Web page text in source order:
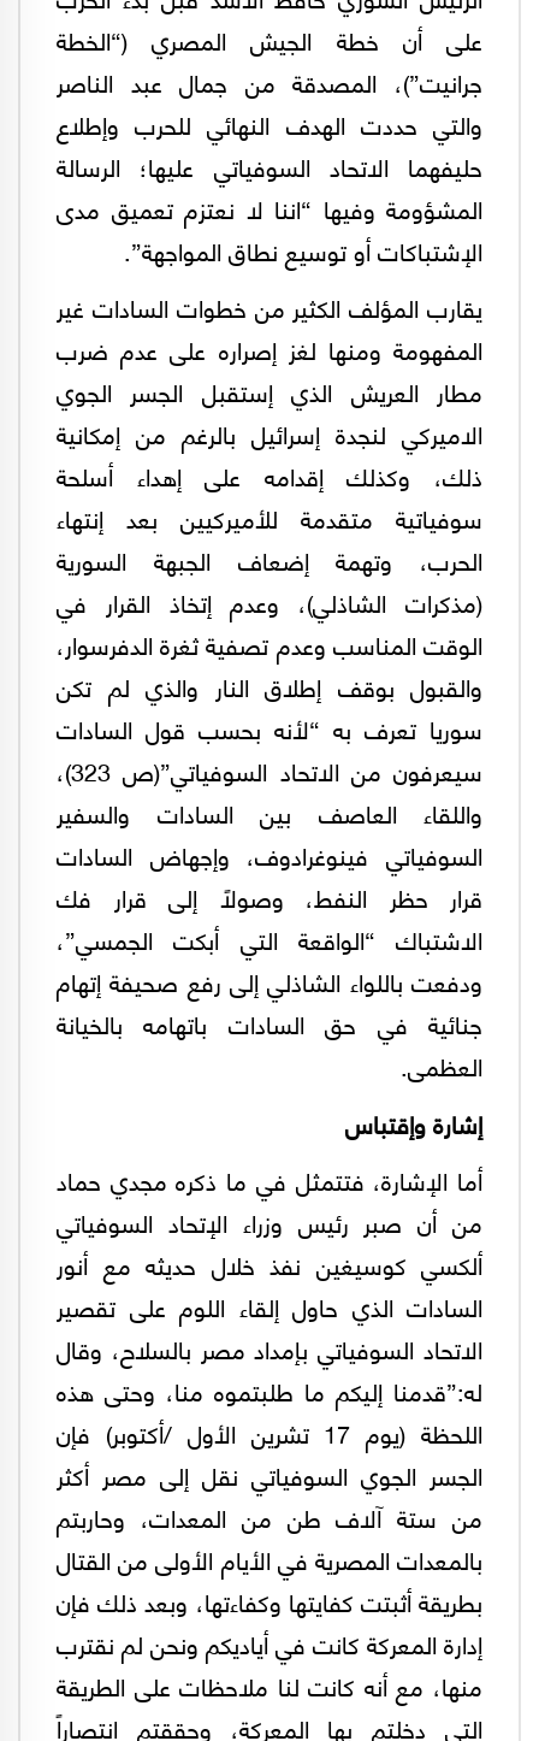
على أن خطة الجيش المصري (“الخطة
جرانيت”)، المصدقة من جمال عبد الناصر
والتي حددت الهدف النهائي للحرب وإطلاع
حليفهما الاتحاد السوفياتي عليها؛ الرسالة
المشؤومة وفيها “اننا لا نعتزم تعميق مدى
الإشتباكات أو توسيع نطاق المواجهة”.
يقارب المؤلف الكثير من خطوات السادات غير
المفهومة ومنها لغز إصراره على عدم ضرب
مطار العريش الذي إستقبل الجسر الجوي
الاميركي لنجدة إسرائيل بالرغم من إمكانية
ذلك، وكذلك إقدامه على إهداء أسلحة
سوفياتية متقدمة للأميركيين بعد إنتهاء
الحرب، وتهمة إضعاف الجبهة السورية
(مذكرات الشاذلي)، وعدم إتخاذ القرار في
الوقت المناسب وعدم تصفية ثغرة الدفرسوار،
والقبول بوقف إطلاق النار والذي لم تكن
سوريا تعرف به “لأنه بحسب قول السادات
سيعرفون من الاتحاد السوفياتي”(ص 323)،
واللقاء العاصف بين السادات والسفير
السوفياتي فينوغرادوف، وإجهاض السادات
قرار حظر النفط، وصولاً إلى قرار فك
الاشتباك “الواقعة التي أبكت الجمسي”،
ودفعت باللواء الشاذلي إلى رفع صحيفة إتهام
جنائية في حق السادات باتهامه بالخيانة
العظمى.
إشارة وإقتباس
أما الإشارة، فتتمثل في ما ذكره مجدي حماد
من أن صبر رئيس وزراء الإتحاد السوفياتي
ألكسي كوسيغين نفذ خلال حديثه مع أنور
السادات الذي حاول إلقاء اللوم على تقصير
الاتحاد السوفياتي بإمداد مصر بالسلاح، وقال
له:”قدمنا إليكم ما طلبتموه منا، وحتى هذه
اللحظة (يوم 17 تشرين الأول /أكتوبر) فإن
الجسر الجوي السوفياتي نقل إلى مصر أكثر
من ستة آلاف طن من المعدات، وحاربتم
بالمعدات المصرية في الأيام الأولى من القتال
بطريقة أثبتت كفايتها وكفاءتها، وبعد ذلك فإن
إدارة المعركة كانت في أياديكم ونحن لم نقترب
منها، مع أنه كانت لنا ملاحظات على الطريقة
التي دخلتم بها المعركة، وحققتم انتصاراً